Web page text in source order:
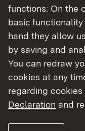
Externer
Förderung
functions: On the
basic
hand they allow
by saving and
You can redraw
cookies at any
regarding cookies
Declaration and